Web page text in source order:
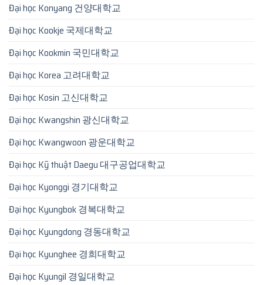
Đại học Konyang 건양대학교
Đại học Kookje 국제대학교
Đại học Kookmin 국민대학교
Đại học Korea 고려대학교
Đại học Kosin 고신대학교
Đại học Kwangshin 광신대학교
Đại học Kwangwoon 광운대학교
Đại học Kỹ thuật Daegu 대구공업대학교
Đại học Kyonggi 경기대학교
Đại học Kyungbok 경복대학교
Đại học Kyungdong 경동대학교
Đại học Kyunghee 경희대학교
Đại học Kyungil 경일대학교